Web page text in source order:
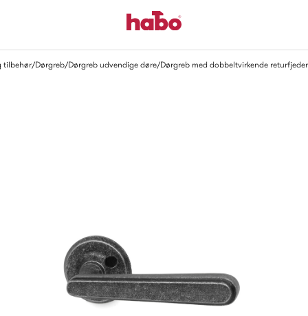
tilbehør Dørgreb Dørgreb udvendige døre Dørgreb med dobbeltvirkende returfjeder